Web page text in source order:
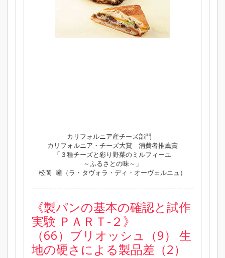
カリフォルニア産チーズ部門
カリフォルニア・チーズ大賞 消費者推薦賞
「３種チーズと彩り野菜のミルフィーユ
～ふるさとの味～」
松岡 瞳（ラ・タヴォラ・ディ・オーヴェルニュ）
《製パンの基本の確認と試作
実験 ＰＡＲＴ-２》
（66）ブリオッシュ（9） 生
地の硬さによる製品差（2）